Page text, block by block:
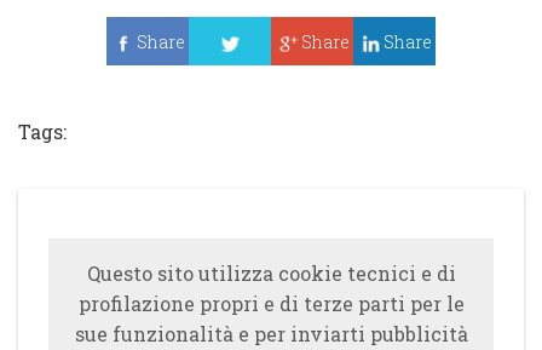
Share
Share Share
Tags:
Questo sito utilizza cookie tecnici e di
profilazione propri e di terze parti per le
sue funzionalità e per inviarti pubblicità